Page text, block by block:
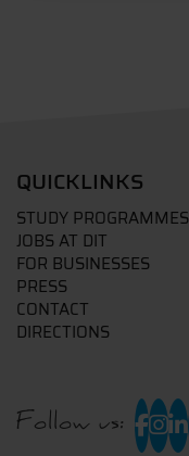
QUICKLINKS
STUDY PROGRAMMES
JOBS AT DIT
FOR BUSINESSES
PRESS
CONTACT
DIRECTIONS
Follow us: